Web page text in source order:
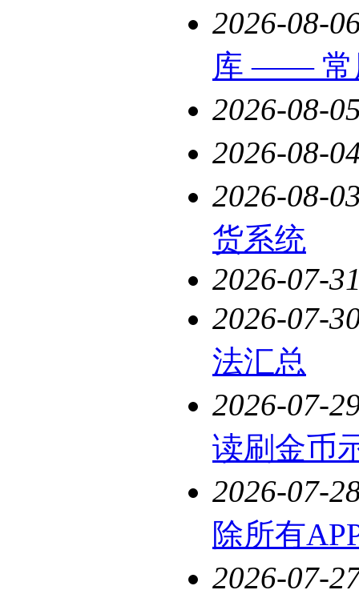
2026-08-
库 —— 常
2026-08-
2026-08-
2026-08-
货系统
2026-07-
2026-07-
法汇总
2026-07-
读刷金币
2026-07-
除所有
2026-07-